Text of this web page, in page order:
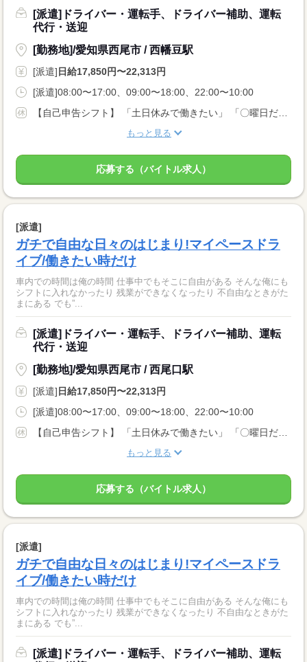
[派遣]ドライバー・運転手、ドライバー補助、運転
代行・送迎
[勤務地]/愛知県西尾市 / 西幡豆駅
[派遣] 日給17,850円〜22,313円
[派遣]08:00〜17:00、09:00〜18:00、22:00〜10:00
【自己申告シフト】 「土日休みで働きたい」 「〇曜日だけ働きたい」 働きたい日は事前に選べます。 お休み希望の曜日・時間についても 面談の際に教えてくださいね。 ※こちらは中型以上のお仕事の例です
もっと見る
応募する（バイトル求人）
[派遣]
ガチで自由な日々のはじまり!マイペースドラ
イブ/働きたい時だけ
車内での時間は俺の時間 仕事中でもそこに自由がある そんな俺にも
シフトに入れなかったり 残業ができなくなったり 不自由なときがた
まにある でも”...
[派遣]ドライバー・運転手、ドライバー補助、運転
代行・送迎
[勤務地]/愛知県西尾市 / 西尾口駅
[派遣] 日給17,850円〜22,313円
[派遣]08:00〜17:00、09:00〜18:00、22:00〜10:00
【自己申告シフト】 「土日休みで働きたい」 「〇曜日だけ働きたい」 働きたい日は事前に選べます。 お休み希望の曜日・時間についても 面談の際に教えてくださいね。 ※こちらは中型以上のお仕事の例です
もっと見る
応募する（バイトル求人）
[派遣]
ガチで自由な日々のはじまり!マイペースドラ
イブ/働きたい時だけ
車内での時間は俺の時間 仕事中でもそこに自由がある そんな俺にも
シフトに入れなかったり 残業ができなくなったり 不自由なときがた
まにある でも”...
[派遣]ドライバー・運転手、ドライバー補助、運転